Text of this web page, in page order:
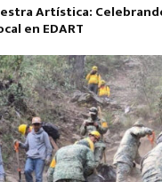
Artística:
en EDART